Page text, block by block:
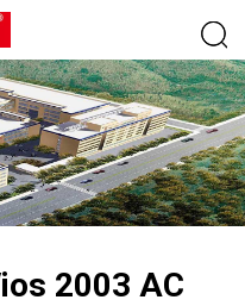
2003 AC